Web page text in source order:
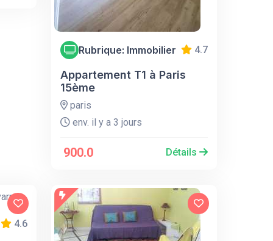
Rubrique: Immobilier 4.7
Appartement T1 à Paris
15ème
paris
env. il y a 3 jours
900.0 Détails
4.6